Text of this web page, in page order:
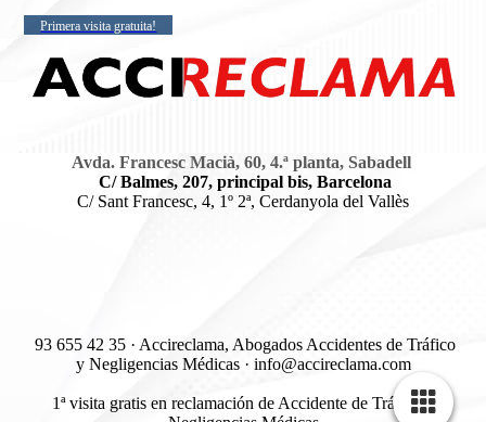
Primera visita gratuita!
Avda. Francesc Macià, 60, 4.ª planta, Sabadell
C/ Balmes, 207, principal bis, Barcelona
C/ Sant Francesc, 4, 1º 2ª, Cerdanyola del Vallès
93 655 42 35 · Accireclama, Abogados Accidentes de Tráfico
y Negligencias Médicas · info@accireclama.com
1ª visita gratis en reclamación de Accidente de Tráfico y